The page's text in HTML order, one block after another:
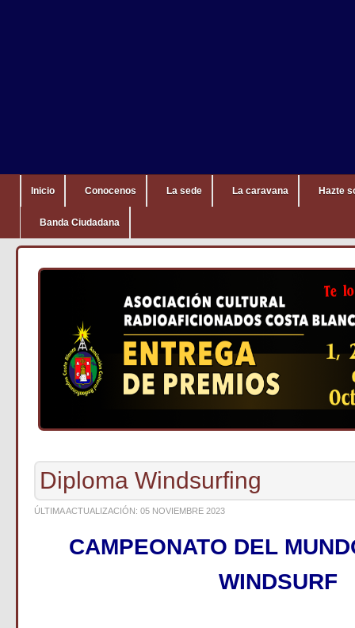
Inicio Conocenos La sede La caravana Hazte
Banda Ciudadana
Diploma Windsurfing
ÚLTIMA ACTUALIZACIÓN: 05 NOVIEMBRE 2023
CAMPEONATO DEL
WINDSURF